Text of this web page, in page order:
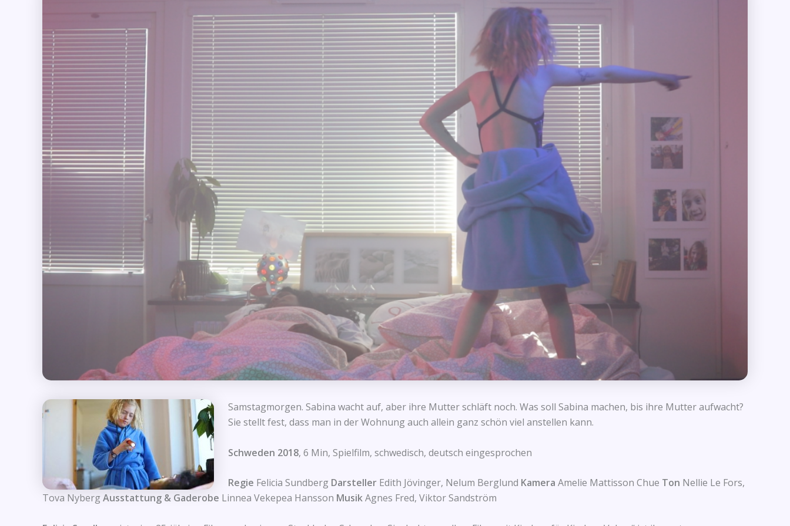
Samstagmorgen. Sabina wacht auf, aber ihre Mutter schläft noch. Was soll Sabina machen, bis ihre Mutter aufwacht?
Sie stellt fest, dass man in der Wohnung auch allein ganz schön viel anstellen kann.
Schweden 2018, 6 Min, Spielfilm, schwedisch, deutsch eingesprochen
Regie Felicia Sundberg Darsteller Edith Jövinger, Nelum Berglund Kamera Amelie Mattisson Chue Ton Nellie Le Fors,
Tova NybergAusstattung & Gaderobe Linnea Vekepea Hansson MusikAgnes Fred, Viktor Sandström